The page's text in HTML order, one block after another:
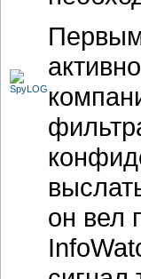
он вел